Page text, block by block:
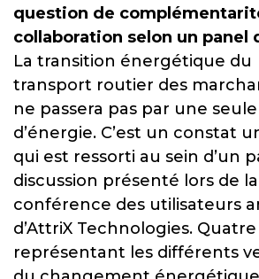
question de
collaboration selon un panel
La transition énergétique du
transport routier des
ne passera pas par une
d’énergie. C’est un constat
qui est ressorti au sein d’un
discussion présenté lors de la
conférence des utilisateurs
d’AttriX Technologies.
représentant les différents